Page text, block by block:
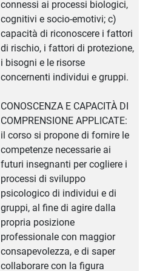
connessi ai processi biologici,
cognitivi e socio-emotivi; c)
capacità di riconoscere i fattori
di rischio, i fattori di protezione,
i bisogni e le risorse
concernenti individui e gruppi.
CONOSCENZA E CAPACITÀ DI
COMPRENSIONE APPLICATE:
il corso si propone di fornire le
competenze necessarie ai
futuri insegnanti per cogliere i
processi di sviluppo
psicologico di individui e di
gruppi, al fine di agire dalla
propria posizione
professionale con maggior
consapevolezza, e di saper
collaborare con la figura